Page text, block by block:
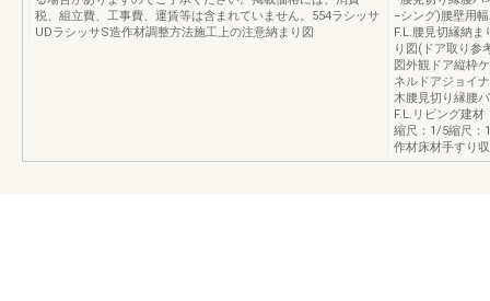
税、組立費、工事費、運賃等は含まれていません。554ラシッサ
UDラシッサS造作材調整方法施工上の注意納まり図
−シング)腰壁用
F.L.腰見切縁納
り図(ドア取り参
図外観ドア縦枠
ネルドアジョイ
木腰見切り縁腰
F.L.リビング建
縮尺：1/5縮尺：
作材床材手すり